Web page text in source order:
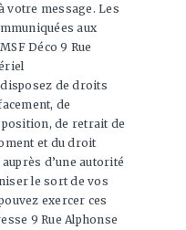
votre message. Les
aux
Déco 9 Rue
de droits
de
de retrait de
et du droit
d’une autorité
le sort de vos
exercer ces
9 Rue Alphonse